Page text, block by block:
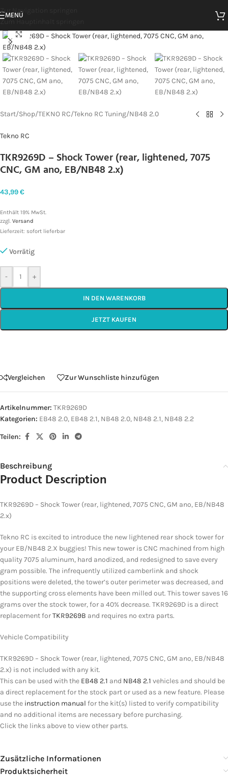
Zur Navigation springen
Zum Hauptinhalt springen
MENÜ
Zum Vergrößern klicken
Start/Shop/TEKNO RC/Tekno RC Tuning/NB48 2.0
Tekno RC
TKR9269D – Shock Tower (rear, lightened, 7075
CNC, GM ano, EB/NB48 2.x)
43,99€
Enthält 19% MwSt.
zzgl. Versand
Lieferzeit: sofort lieferbar
Vorrätig
- +
IN DEN WARENKORB
JETZT KAUFEN
Vergleichen Zur Wunschliste hinzufügen
Artikelnummer: TKR9269D
Kategorien: EB48 2.0, EB48 2.1, NB48 2.0, NB48 2.1, NB48 2.2
Teilen:
Beschreibung
Product Description
TKR9269D – Shock Tower (rear, lightened, 7075 CNC, GM ano, EB/NB48
2.x)
Tekno RC is excited to introduce the new lightened rear shock tower for
your EB/NB48 2.X buggies! This new tower is CNC machined from high
quality 7075 aluminum, hard anodized, and redesigned to save every
gram possible. The infrequently utilized camberlink and shock
positions were deleted, the tower’s outer perimeter was decreased, and
the supporting cross elements have been milled out. This tower saves 16
grams over the stock tower, for a 40% decrease. TKR9269D is a direct
replacement forTKR9269B and requires no extra parts.
Vehicle Compatibility
TKR9269D – Shock Tower (rear, lightened, 7075 CNC, GM ano, EB/NB48
2.x) is not included with any kit.
This can be used with the EB48 2.1 and NB48 2.1 vehicles and should be
a direct replacement for the stock part or used as a new feature. Please
use the instruction manual for the kit(s) listed to verify compatibility
and no additional items are necessary before purchasing.
Click the links above to view other parts.
Zusätzliche Informationen
Produktsicherheit